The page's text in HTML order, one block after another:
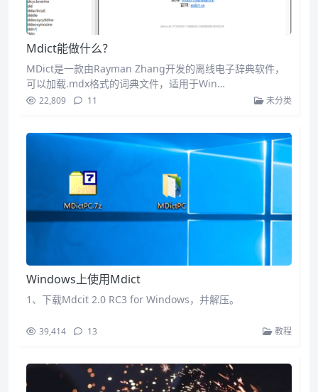
Mdict能做什么？
MDict是一款由Rayman Zhang开发的离线电子辞典软件，
可以加载.mdx格式的词典文件，适用于Win…
22,809 11 未分类
Windows上使用Mdict
1、下载Mdcit 2.0 RC3 for Windows，并解压。
39,414 13 教程